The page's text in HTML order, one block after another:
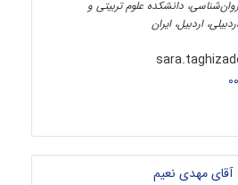
دانشکده علوم تربیتی و
اردبیل، ایران